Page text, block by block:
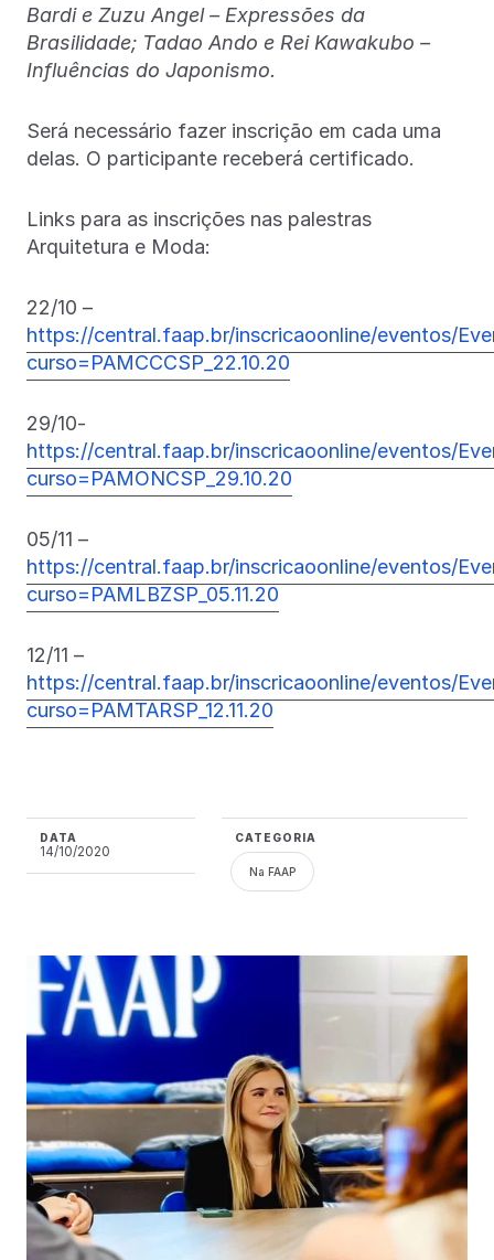
Bardi e Zuzu Angel – Expressões da
Brasilidade; Tadao Ando e Rei Kawakubo –
Influências do Japonismo.
Será necessário fazer inscrição em cada uma
delas. O participante receberá certificado.
Links para as inscrições nas palestras
Arquitetura e Moda:
22/10 –
https://central.faap.br/inscricaoonline/eventos/
curso=PAMCCCSP_22.10.20
29/10-
https://central.faap.br/inscricaoonline/eventos/
curso=PAMONCSP_29.10.20
05/11 –
https://central.faap.br/inscricaoonline/eventos/
curso=PAMLBZSP_05.11.20
12/11 –
https://central.faap.br/inscricaoonline/eventos/
curso=PAMTARSP_12.11.20
DATA
14/10/2020
CATEGORIA
Na FAAP